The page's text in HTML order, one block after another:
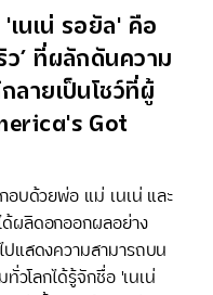
'เนเน่ รอยัล' คือ
ว’ ที่ผลักดันความ
ลายเป็นโชว์ที่ผู้
Got
อบด้วยพ่อ แม่ เนเน่ และ
ด้ผลิดอกออกผลอย่าง
ปแสดงความสามารถบน
วโลกได้รู้จักชื่อ 'เนเน่